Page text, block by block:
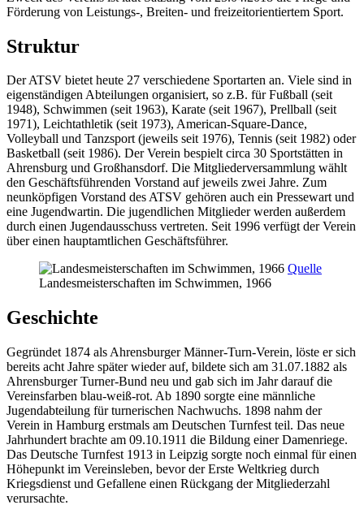
Förderung von Leistungs-, Breiten- und freizeitorientiertem Sport.
Struktur
Der ATSV bietet heute 27 verschiedene Sportarten an. Viele sind in
eigenständigen Abteilungen organisiert, so z.B. für Fußball (seit
1948), Schwimmen (seit 1963), Karate (seit 1967), Prellball (seit
1971), Leichtathletik (seit 1973), American-Square-Dance,
Volleyball und Tanzsport (jeweils seit 1976), Tennis (seit 1982) oder
Basketball (seit 1986). Der Verein bespielt circa 30 Sportstätten in
Ahrensburg und Großhansdorf. Die Mitgliederversammlung wählt
den Geschäftsführenden Vorstand auf jeweils zwei Jahre. Zum
neunköpfigen Vorstand des ATSV gehören auch ein Pressewart und
eine Jugendwartin. Die jugendlichen Mitglieder werden außerdem
durch einen Jugendausschuss vertreten. Seit 1996 verfügt der Verein
über einen hauptamtlichen Geschäftsführer.
Quelle
Landesmeisterschaften im Schwimmen, 1966
Geschichte
Gegründet 1874 als Ahrensburger Männer-Turn-Verein, löste er sich
bereits acht Jahre später wieder auf, bildete sich am 31.07.1882 als
Ahrensburger Turner-Bund neu und gab sich im Jahr darauf die
Vereinsfarben blau-weiß-rot. Ab 1890 sorgte eine männliche
Jugendabteilung für turnerischen Nachwuchs. 1898 nahm der
Verein in Hamburg erstmals am Deutschen Turnfest teil. Das neue
Jahrhundert brachte am 09.10.1911 die Bildung einer Damenriege.
Das Deutsche Turnfest 1913 in Leipzig sorgte noch einmal für einen
Höhepunkt im Vereinsleben, bevor der Erste Weltkrieg durch
Kriegsdienst und Gefallene einen Rückgang der Mitgliederzahl
verursachte.